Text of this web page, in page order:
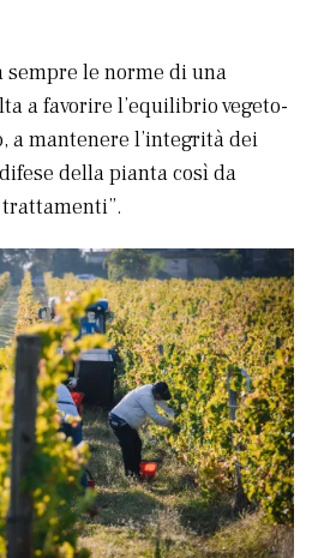
sempre le norme di una
a favorire l’equilibrio vegeto-
a mantenere l’integrità dei
della pianta così da